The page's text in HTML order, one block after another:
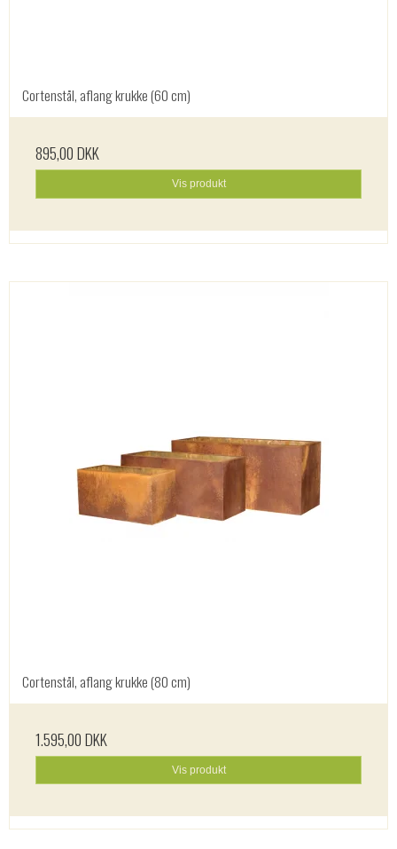
Cortenstål, aflang krukke (60 cm)
895,00 DKK
Vis produkt
Cortenstål, aflang krukke (80 cm)
1.595,00 DKK
Vis produkt